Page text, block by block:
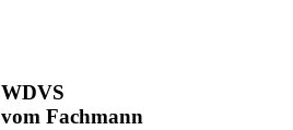
WDVS
vom Fachmann